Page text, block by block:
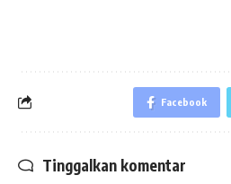
Facebook
Tinggalkan komentar